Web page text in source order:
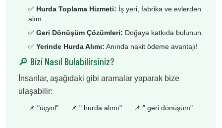
✅ Hurda Toplama Hizmeti: İş yeri, fabrika ve evlerden
alım.
✅ Geri Dönüşüm Çözümleri: Doğaya katkıda bulunun.
✅ Yerinde Hurda Alımı: Anında nakit ödeme avantajı!
🔎 Bizi Nasıl Bulabilirsiniz?
İnsanlar, aşağıdaki gibi aramalar yaparak bize
ulaşabilir:
📌 "üçyol" 📌 " hurda alımı" 📌 " geri dönüşüm"